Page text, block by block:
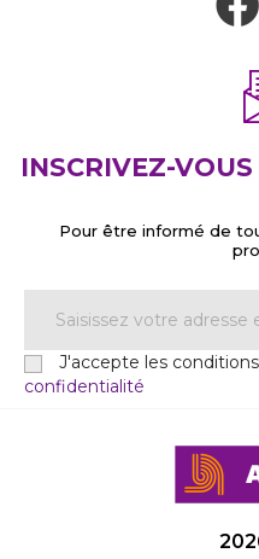
INSCRIVEZ-
Pour être informé de
J'accepte les
confidentialité